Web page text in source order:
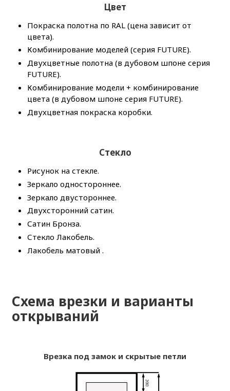
Цвет
Покраска полотна по RAL (цена зависит от
цвета).
Комбинирование моделей (серия FUTURE).
Двухцветные полотна (в дубовом шпоне серия
FUTURE).
Комбинирование модели + комбинирование
цвета (в дубовом шпоне серия FUTURE).
Двухцветная покраска коробки.
Стекло
Рисунок на стекле.
Зеркало одностороннее.
Зеркало двустороннее.
Двухсторонний сатин.
Сатин Бронза.
Стекло Лакобель.
Лакобель матовый .
Схема врезки и варианты
открываний
Врезка под замок и скрытые петли